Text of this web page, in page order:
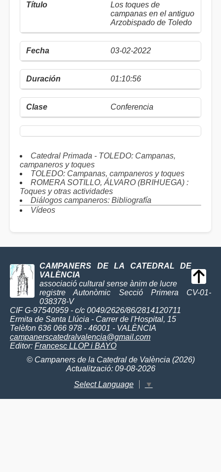
Los toques de
campanas en el antiguo
Arzobispado de Toledo
03-02-2022
01:10:56
Conferencia
Catedral Primada - TOLEDO: Campanas,
campaneros y toques
TOLEDO: Campanas, campaneros y toques
ROMERA SOTILLO, ÁLVARO (BRIHUEGA) :
Toques y otras actividades
Diálogos campaneros: Bibliografía
Vídeos
CAMPANERS DE LA CATEDRAL DE
VALÈNCIA
associació cultural sense ànim de lucre
registre Autonòmic Secció Primera CV-01-
038378-V
CIF G-97540959 - c/c 0049/2626/86/2814120711
Ermita de Santa Llúcia - Carrer de l'Hospital, 15
Telèfon 636 066 978 - 46001 - VALÈNCIA
campanerscatedralvalencia@gmail.com
Editor: Francesc LLOP i BAYO
© Campaners de la Catedral de València (2026)
Actualització: 09-08-2026
Select Language
▼